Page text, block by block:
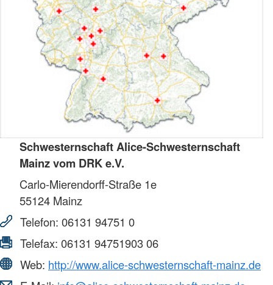
Schwesternschaft Alice-Schwesternschaft
Mainz vom DRK e.V.
Carlo-Mierendorff-Straße 1e
55124 Mainz
Telefon: 06131 94751 0
Telefax: 06131 94751903 06
Web: http://www.alice-schwesternschaft-mainz.de